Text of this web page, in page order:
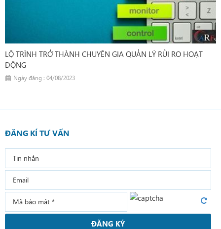
LỘ TRÌNH TRỞ THÀNH CHUYÊN GIA QUẢN LÝ RỦI RO HOẠT
ĐỘNG
Ngày đăng : 04/08/2023
ĐĂNG KÍ TƯ VẤN
ĐĂNG KÝ